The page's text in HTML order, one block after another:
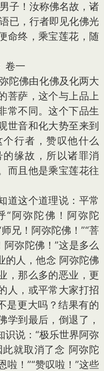
子！汝称佛名故，诸
已，行者即见化佛光
命终，乘宝莲花，随
卷一
陀佛由化佛及化两大
菩萨，这个与上品上
常不同。这个下品生
世音和化大势至来到
行者，赞叹他什么
缘故，所以诸罪消
而且他是乘宝莲花往
道这个道理说：平常
“阿弥陀佛！阿弥陀
兄！阿弥陀佛！”“菩
阿弥陀佛！”这是多么
的人，他念 阿弥陀佛
，那么多的恶业，更
人，或平常大家打招
是更大吗？结果有的
学到最后，倒退了，
识说：“极乐世界阿弥
就取消了念 阿弥陀
啦！”“赞叹啦！”这些